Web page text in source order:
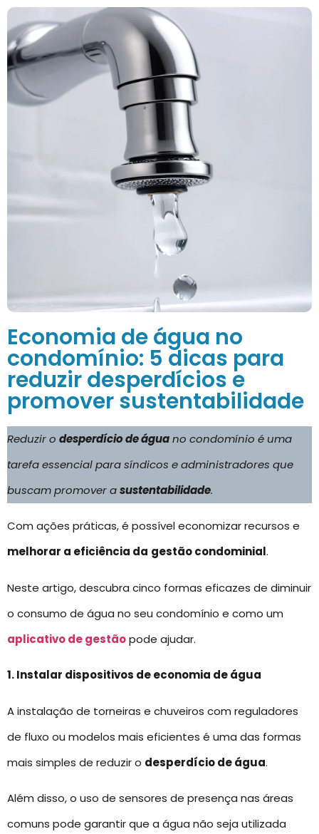
Economia de água no
condomínio: 5 dicas para
reduzir desperdícios e
promover sustentabilidade
Reduzir o desperdício de águano condomínio é uma
tarefa essencial para síndicos e administradores que
buscam promover asustentabilidade.
Com ações práticas, é possível economizar recursos e
melhorar a eficiência da gestão condominial.
Neste artigo, descubra cinco formas eficazes de diminuir
o consumo de água no seu condomínio e como um
aplicativo de gestãopode ajudar.
1. Instalar dispositivos de economia de água
A instalação de torneiras e chuveiros com reguladores
de fluxo ou modelos mais eficientes é uma das formas
mais simples de reduzir o desperdício de água.
Além disso, o uso de sensores de presença nas áreas
comuns pode garantir que a água não seja utilizada